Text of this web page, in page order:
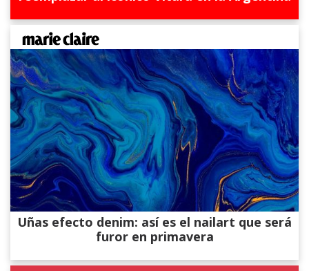
Uñas efecto denim: así es el nailart que será
furor en primavera